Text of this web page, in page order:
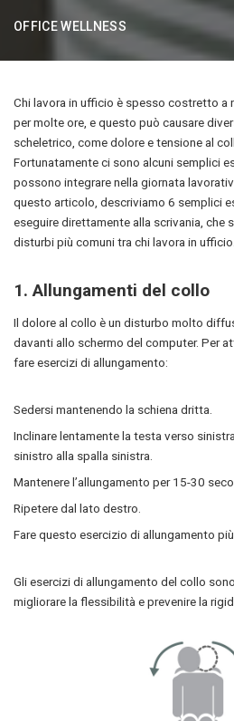
OFFICE WELLNESS
Chi lavora in ufficio è spesso costretto a
per molte ore, e questo può causare
scheletrico, come dolore e tensione al
Fortunatamente ci sono alcuni semplici
possono integrare nella giornata
questo articolo, descriviamo 6 semplici
eseguire direttamente alla scrivania, che
disturbi più comuni tra chi lavora in ufficio.
1. Allungamenti del collo
Il dolore al collo è un disturbo molto
davanti allo schermo del computer. Per
fare esercizi di allungamento:
Sedersi mantenendo la schiena dritta.
Inclinare lentamente la testa verso
sinistro alla spalla sinistra.
Mantenere l’allungamento per 15-30
Ripetere dal lato destro.
Fare questo esercizio di allungamento
Gli esercizi di allungamento del collo
migliorare la flessibilità e prevenire la